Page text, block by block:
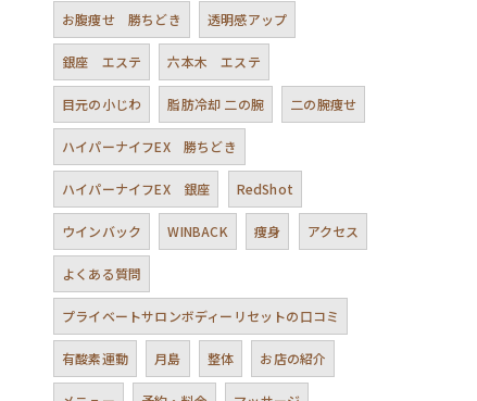
お腹痩せ 勝ちどき 透明感アップ
銀座 エステ 六本木 エステ
目元の小じわ 脂肪冷却 二の腕 二の腕痩せ
ハイパーナイフEX 勝ちどき
ハイパーナイフEX 銀座 RedShot
ウインバック WINBACK 痩身 アクセス
よくある質問
プライベートサロンボディーリセットの口コミ
有酸素運動 月島 整体 お店の紹介